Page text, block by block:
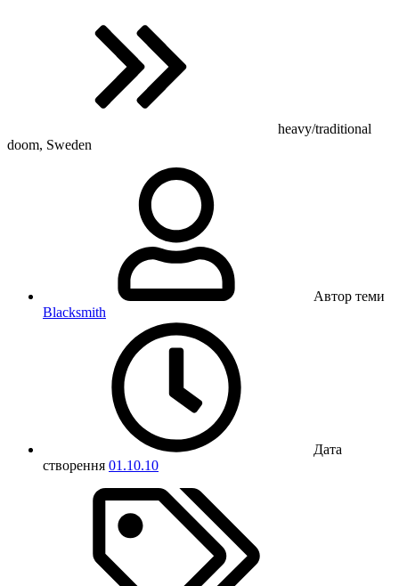
heavy/traditional
doom, Sweden
Автор теми
Blacksmith
Дата
створення 01.10.10